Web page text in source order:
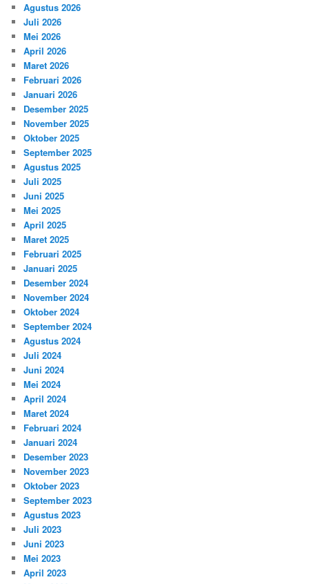
Agustus 2026
Juli 2026
Mei 2026
April 2026
Maret 2026
Februari 2026
Januari 2026
Desember 2025
November 2025
Oktober 2025
September 2025
Agustus 2025
Juli 2025
Juni 2025
Mei 2025
April 2025
Maret 2025
Februari 2025
Januari 2025
Desember 2024
November 2024
Oktober 2024
September 2024
Agustus 2024
Juli 2024
Juni 2024
Mei 2024
April 2024
Maret 2024
Februari 2024
Januari 2024
Desember 2023
November 2023
Oktober 2023
September 2023
Agustus 2023
Juli 2023
Juni 2023
Mei 2023
April 2023